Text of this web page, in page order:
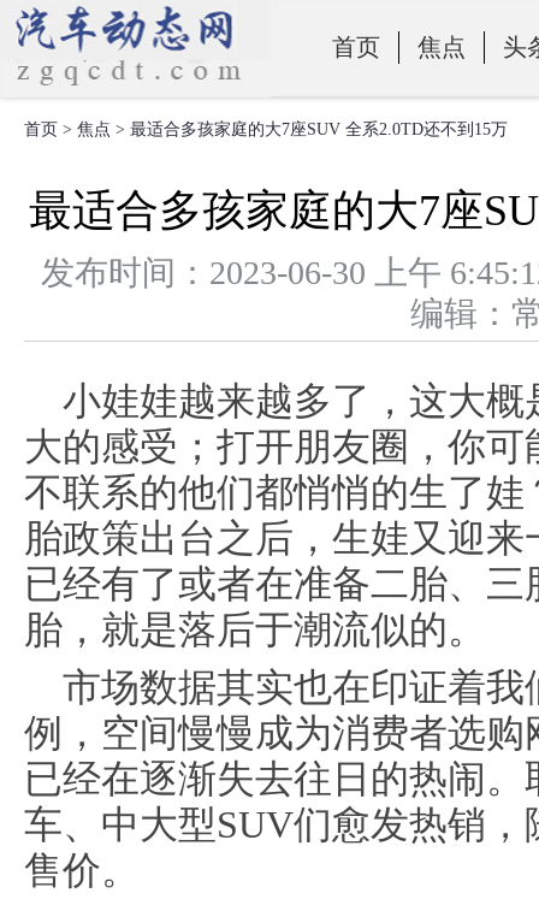
首页 焦点 头
零部件
首页 > 焦点 > 最适合多孩家庭的大7座SUV 全系2.0TD还不到15万
最适合多孩家庭的大7座
发布时间：2023-06-30 上午
编辑
小娃娃越来越多了，这大概
大的感受；打开朋友圈，你
不联系的他们都悄悄的生了
胎政策出台之后，生娃又迎
已经有了或者在准备二胎、
胎，就是落后于潮流似的。
市场数据其实也在印证着
例，空间慢慢成为消费者选
已经在逐渐失去往日的热闹
车、中大型SUV们愈发热销
售价。